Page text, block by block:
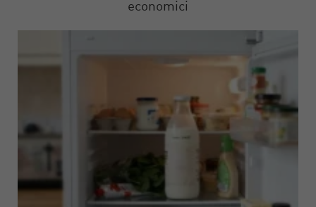
economici